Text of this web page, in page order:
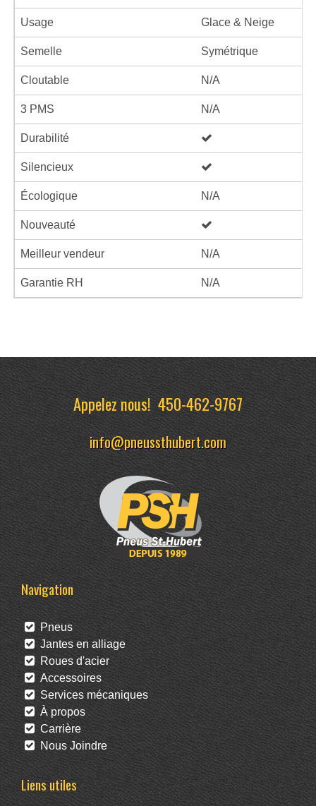
Usage Glace & Neige
Semelle Symétrique
Cloutable N/A
3 PMS N/A
Durabilité
Silencieux
Écologique N/A
Nouveauté
Meilleur vendeur N/A
Garantie RH N/A
Appelez nous!450-462-9767
info@pneussthubert.com
Navigation
Pneus
Jantes en alliage
Roues d'acier
Accessoires
Services mécaniques
À propos
Carrière
Nous Joindre
Liens utiles